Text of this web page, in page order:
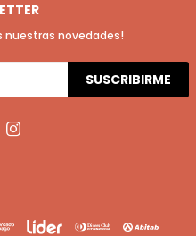
nuestras novedades!
SUSCRIBIRME
